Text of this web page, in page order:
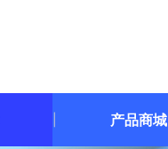
产品商城